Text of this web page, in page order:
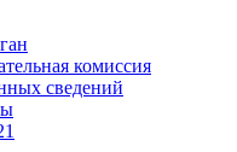
комиссия
сведений